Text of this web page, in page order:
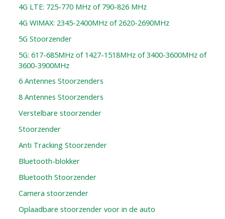
4G LTE: 725-770 MHz of 790-826 MHz
4G WIMAX: 2345-2400MHz of 2620-2690MHz
5G Stoorzender
5G: 617-685MHz of 1427-1518MHz of 3400-3600MHz of
3600-3900MHz
6 Antennes Stoorzenders
8 Antennes Stoorzenders
Verstelbare stoorzender
Stoorzender
Anti Tracking Stoorzender
Bluetooth-blokker
Bluetooth Stoorzender
Camera stoorzender
Oplaadbare stoorzender voor in de auto